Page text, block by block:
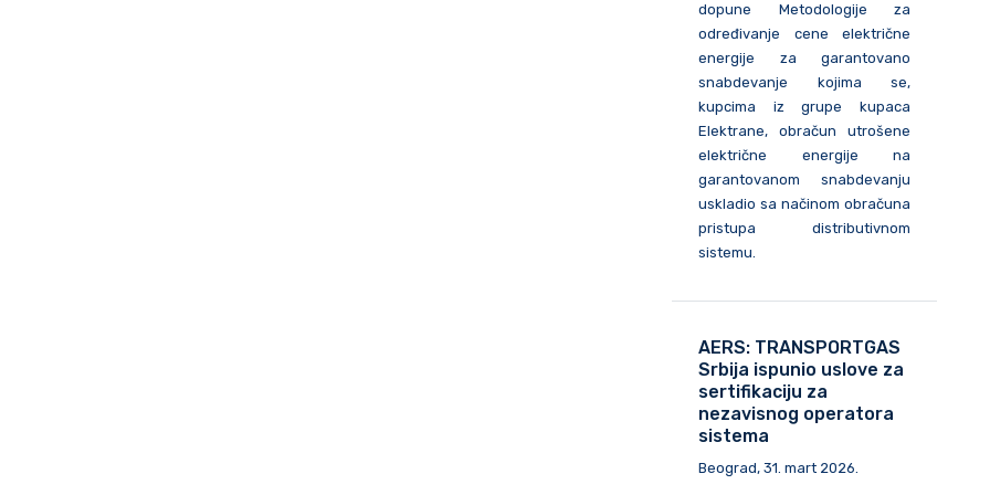
dopune Metodologije za
određivanje cene električne
energije za garantovano
snabdevanje kojima se,
kupcima iz grupe kupaca
Elektrane, obračun utrošene
električne energije na
garantovanom snabdevanju
uskladio sa načinom obračuna
pristupa distributivnom
sistemu.
AERS: TRANSPORTGAS
Srbija ispunio uslove za
sertifikaciju za
nezavisnog operatora
sistema
Beograd, 31. mart 2026.